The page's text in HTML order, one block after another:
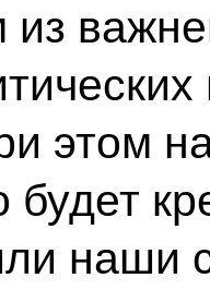
из
этом
будет
наши